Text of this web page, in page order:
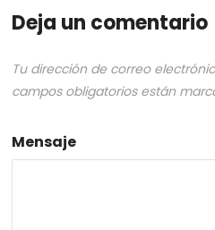
Deja un comentario
Tu dirección de correo
campos obligatorios están
Mensaje